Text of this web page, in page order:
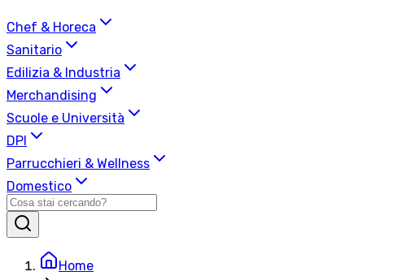
Chef & Horeca
Sanitario
Edilizia & Industria
Merchandising
Scuole e Università
DPI
Parrucchieri & Wellness
Domestico
Home